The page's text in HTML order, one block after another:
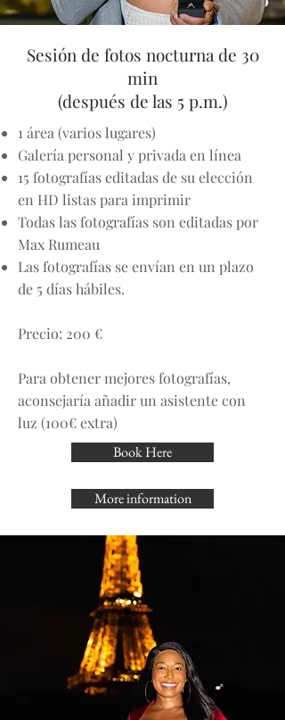
Sesión de fotos nocturna de 30
min
(después de las 5 p.m.)
1 área (varios lugares)
Galería personal y privada en línea
15 fotografías editadas de su elección
en HD listas para imprimir
Todas las fotografías son editadas por
Max Rumeau
Las fotografías se envían en un plazo
de 5 días hábiles.
Precio: 200 €
Para obtener mejores fotografías,
aconsejaría añadir un asistente con
luz (100€ extra)
Book Here
More information